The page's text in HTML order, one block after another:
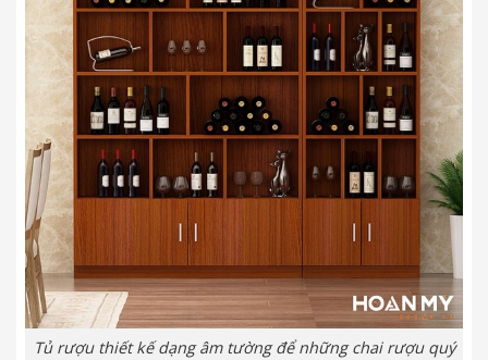
Tủ rượu thiết kế dạng âm tường để những chai rượu quý